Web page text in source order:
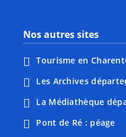
Nos autres sites
Tourisme en
Les Archives
La Médiathèque
Pont de Ré : péage